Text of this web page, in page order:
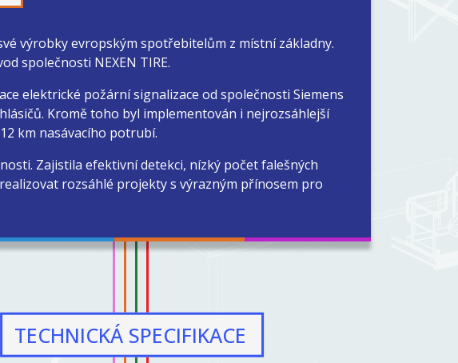
výrobky evropským spotřebitelům z místní základny.
společnosti NEXEN TIRE.
elektrické požární signalizace od společnosti Siemens
Kromě toho byl implementován i nejrozsáhlejší
km nasávacího potrubí.
Zajistila efektivní detekci, nízký počet falešných
rozsáhlé projekty s výrazným přínosem pro
TECHNICKÁ SPECIFIKACE